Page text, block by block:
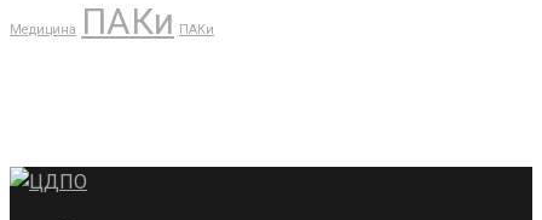
Медицина ПАКи ПАКи